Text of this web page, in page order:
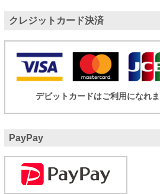
クレジットカード決済
デビットカードはご利用になれま
PayPay